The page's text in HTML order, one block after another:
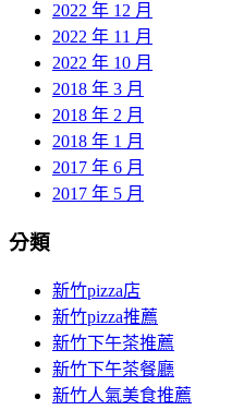
2022 年 12 月
2022 年 11 月
2022 年 10 月
2018 年 3 月
2018 年 2 月
2018 年 1 月
2017 年 6 月
2017 年 5 月
分類
新竹pizza店
新竹pizza推薦
新竹下午茶推薦
新竹下午茶餐廳
新竹人氣美食推薦